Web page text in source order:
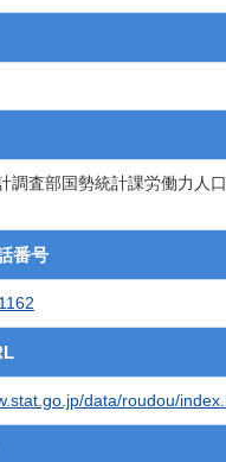
調査部国勢統計課労働力人
番号
data/roudou/